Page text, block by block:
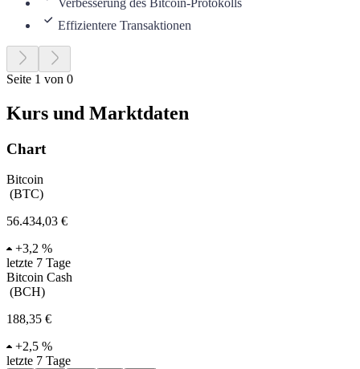
Effizientere Transaktionen
Seite 1 von 0
Kurs und Marktdaten
Chart
Bitcoin
(BTC)
56.434,03 €
+3,2 %
letzte 7 Tage
Bitcoin Cash
(BCH)
188,35 €
+2,5 %
letzte 7 Tage